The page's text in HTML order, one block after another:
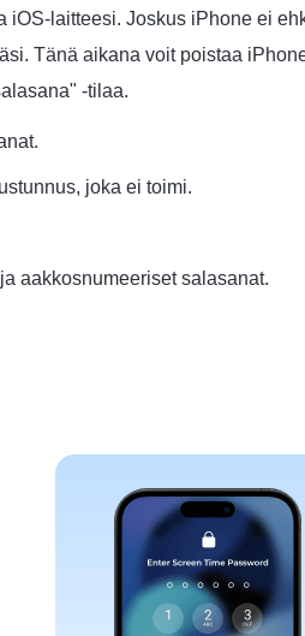
iOS-laitteesi. Joskus iPhone ei
Tänä aikana voit poistaa
-tilaa.
joka ei toimi.
aakkosnumeeriset salasanat.